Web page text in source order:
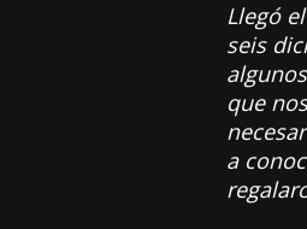
Llegó
seis
que
a